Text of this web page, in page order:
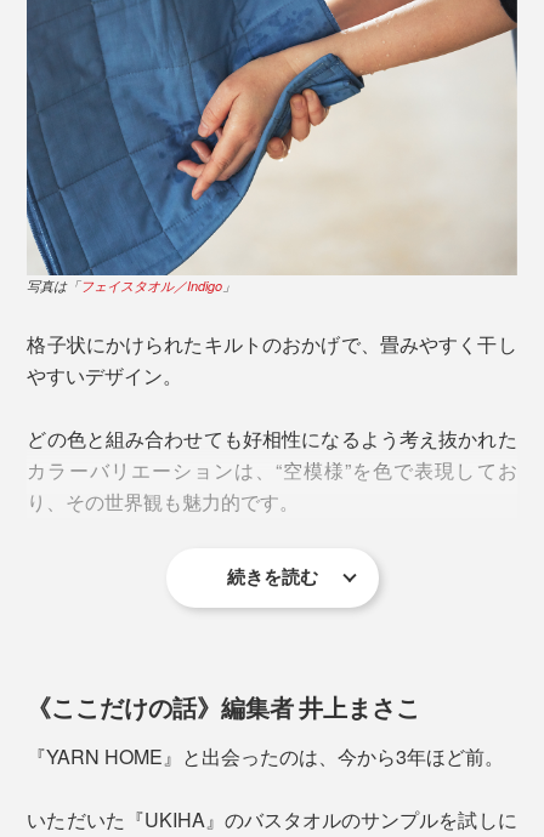
生地×ステッチの色が「濃淡」でデザインされているところにもキュンとします。
ひとつひとつの製造に、細部までこだわってつくられた
タオルなのです。
から、出産祝いや誕生日プレゼントにもぴったりです。
原綿から油分や不純物を取り除く「精練」という工程こ
そが、パシーマづくりの“カギ”。
通常のタオル綿では、この工程は1時間ほどですが、パ
シーマは精練から水洗いまでを1日かけて丁寧に、医療
用の純度にまで磨きあげているのです。
写真は「フェイスタオル／Indigo 」
格子状にかけられたキルトのおかげで、畳みやすく干し
やすいデザイン。
どの色と組み合わせても好相性になるよう考え抜かれた
カラーバリエーションは、“空模様”を色で表現してお
り、その世界観も魅力的です。
続きを読む
《ここだけの話》編集者 井上まさこ
『YARN HOME』と出会ったのは、今から3年ほど前。
いただいた『UKIHA』のバスタオルのサンプルを試しに